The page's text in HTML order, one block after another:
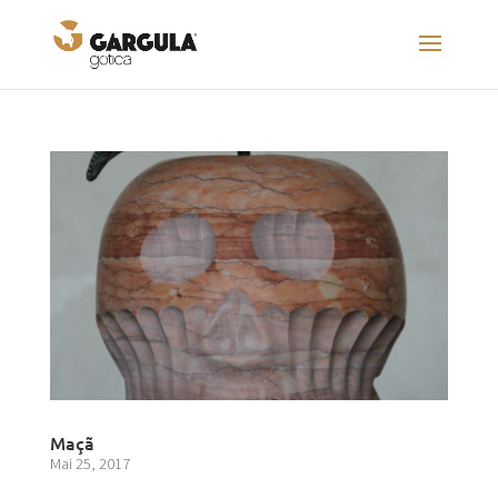
Maçã
Mai 25, 2017